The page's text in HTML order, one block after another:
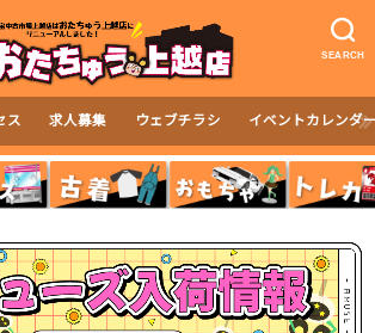
SEARCH
ス 求人募集 ウェブチラシ イベントカレンダ